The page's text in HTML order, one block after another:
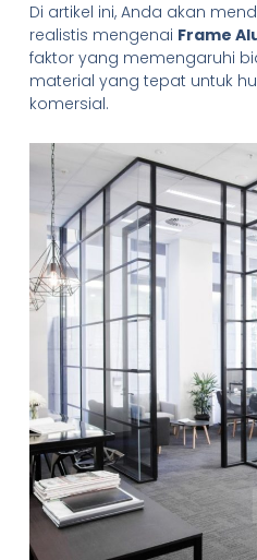
Di artikel ini, Anda akan
realistis mengenai Frame
faktor yang memengaruhi
material yang tepat untuk
komersial.